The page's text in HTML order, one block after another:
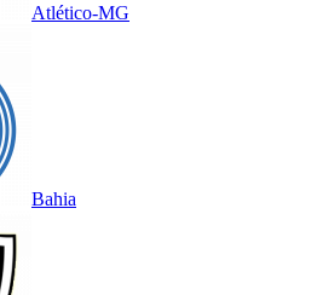
Atlético-MG
Bahia